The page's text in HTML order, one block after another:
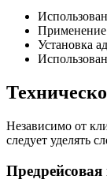
Применение
Установка
Независимо от
следует уделять
Предрейсовая